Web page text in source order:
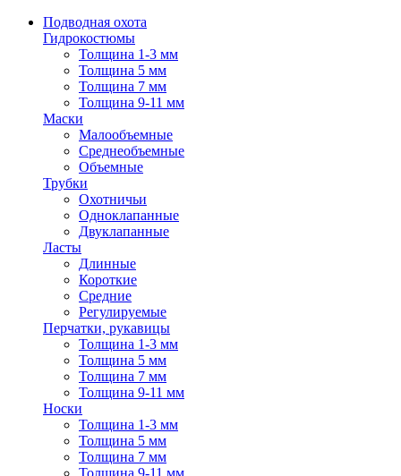
Подводная охота
Гидрокостюмы
Толщина 1-3 мм
Толщина 5 мм
Толщина 7 мм
Толщина 9-11 мм
Маски
Малообъемные
Среднеобъемные
Объемные
Трубки
Охотничьи
Одноклапанные
Двуклапанные
Ласты
Длинные
Короткие
Средние
Регулируемые
Перчатки, рукавицы
Толщина 1-3 мм
Толщина 5 мм
Толщина 7 мм
Толщина 9-11 мм
Носки
Толщина 1-3 мм
Толщина 5 мм
Толщина 7 мм
Толщина 9-11 мм